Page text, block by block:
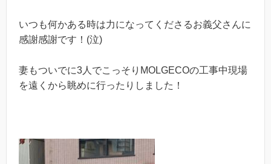
いつも何かある時は力になってくださるお義父さんに
感謝感謝です！(泣)
妻もついでに3人でこっそりMOLGECOの工事中現場
を遠くから眺めに行ったりしました！